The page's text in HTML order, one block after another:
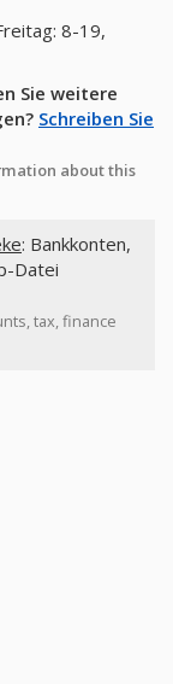
8-19,
Sie weitere
Schreiben Sie
about this
: Bankkonten,
Datei
tax, finance